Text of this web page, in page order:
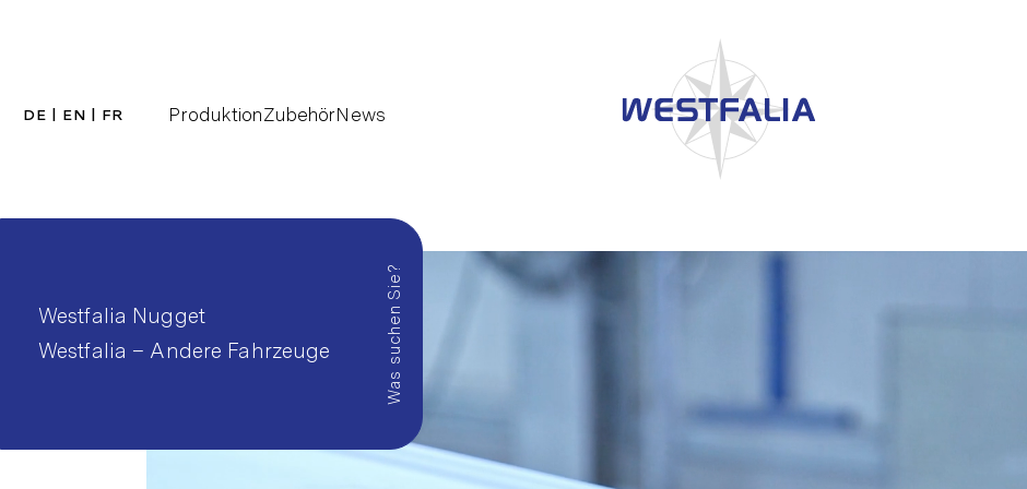
DE EN FR ProduktionZubehörNews
Westfalia Nugget
Westfalia – Andere Fahrzeuge
Was suchen Sie?